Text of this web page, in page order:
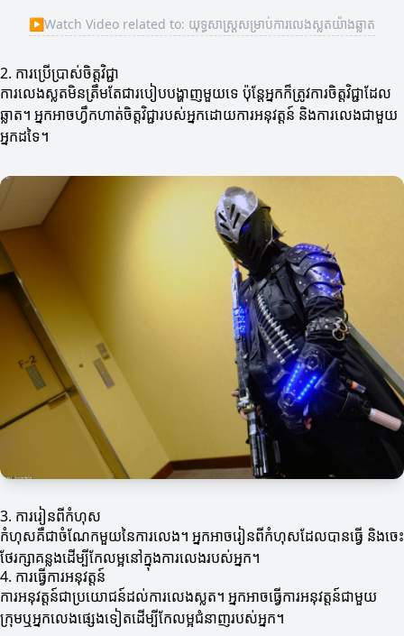
▶Watch Video related to: យុទ្ធសាស្ត្រសម្រាប់ការលេងស្លតយ៉ាងឆ្លាត
2. ការប្រើប្រាស់ចិត្តវិជ្ជា
ការលេងស្លតមិនត្រឹមតែជារបៀបបង្ហាញមួយទេ ប៉ុន្តែអ្នកក៏ត្រូវការចិត្តវិជ្ជាដែល
ឆ្លាត។ អ្នកអាចហ្វឹកហាត់ចិត្តវិជ្ជារបស់អ្នកដោយការអនុវត្តន៍ និងការលេងជាមួយ
អ្នកដទៃ។
3. ការរៀនពីកំហុស
កំហុសគឺជាចំណែកមួយនៃការលេង។ អ្នកអាចរៀនពីកំហុសដែលបានធ្វើ និងចេះ
ថែរក្សាគន្លងដើម្បីកែលម្អនៅក្នុងការលេងរបស់អ្នក។
4. ការធ្វើការអនុវត្តន៍
ការអនុវត្តន៍ជាប្រយោជន៍ដល់ការលេងស្លត។ អ្នកអាចធ្វើការអនុវត្តន៍ជាមួយ
ក្រុមឬអ្នកលេងផ្សេងទៀតដើម្បីកែលម្អជំនាញរបស់អ្នក។